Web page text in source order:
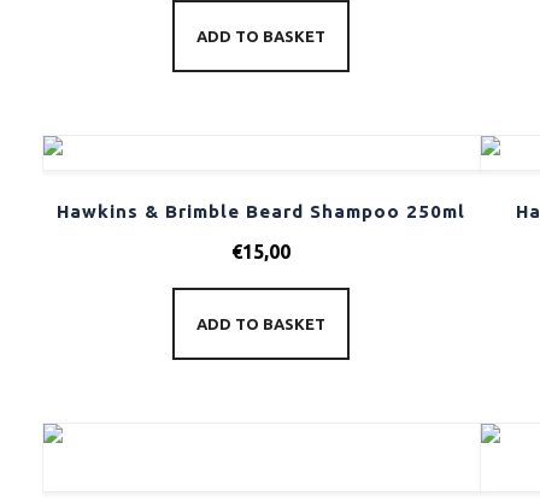
ADD TO BASKET
Hawkins & Brimble Beard Shampoo 250ml
€15,00
ADD TO BASKET